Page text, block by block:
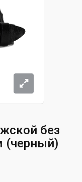
без
(черный)